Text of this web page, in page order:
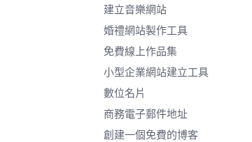
建立音樂網站
婚禮網站製作工具
免費線上作品集
小型企業網站建立工具
數位名片
商務電子郵件地址
創建一個免費的博客